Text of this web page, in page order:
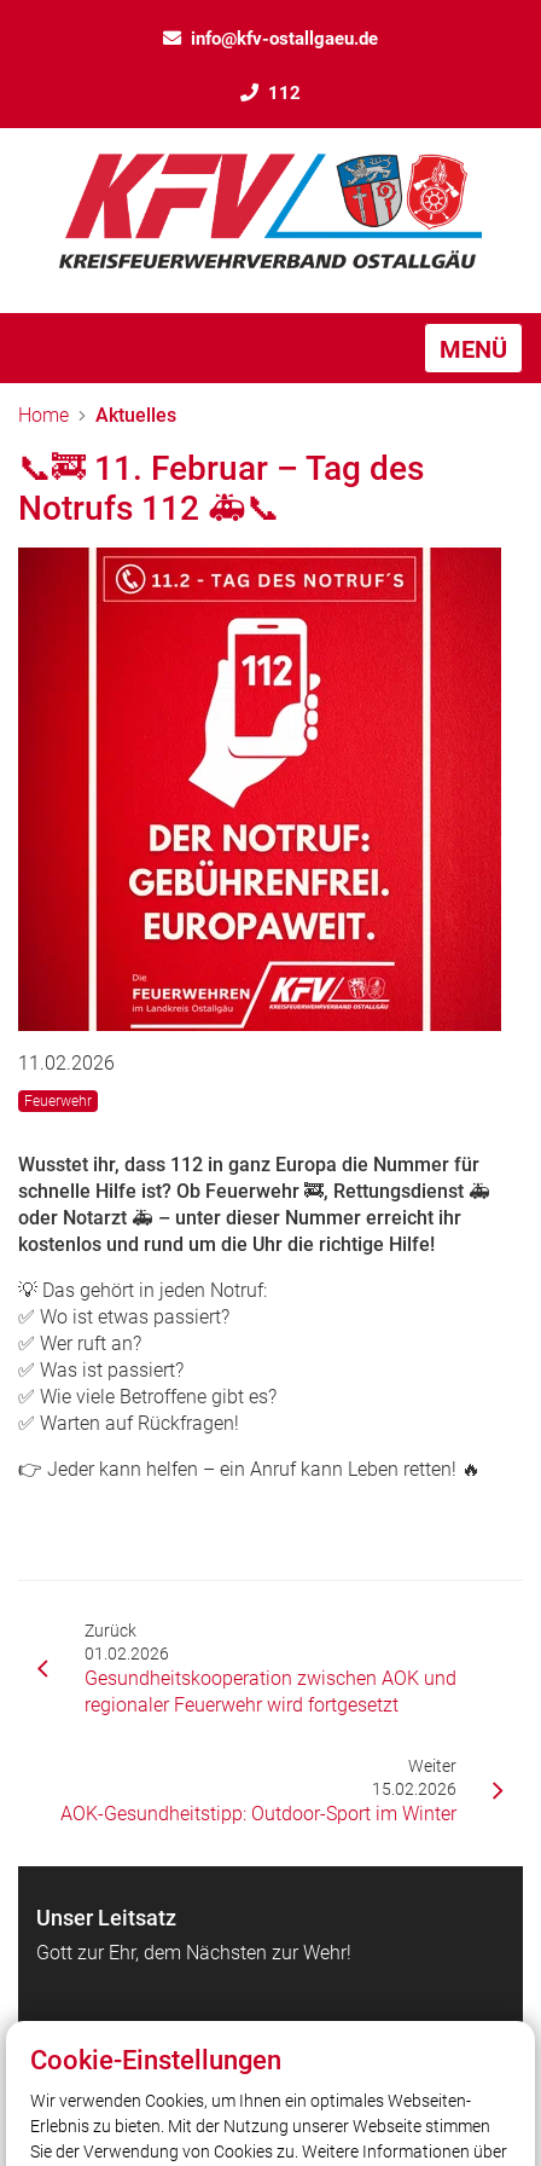
info@kfv-ostallgaeu.de
112
MENÜ
Home Aktuelles
📞🚒 11. Februar – Tag des
Notrufs 112 🚑📞
11.02.2026
Feuerwehr
Wusstet ihr, dass 112 in ganz Europa die Nummer für
schnelle Hilfe ist? Ob Feuerwehr 🚒, Rettungsdienst 🚑
oder Notarzt 🚑 – unter dieser Nummer erreicht ihr
kostenlos und rund um die Uhr die richtige Hilfe!
💡 Das gehört in jeden Notruf:
✅ Wo ist etwas passiert?
✅ Wer ruft an?
✅ Was ist passiert?
✅ Wie viele Betroffene gibt es?
✅ Warten auf Rückfragen!
👉 Jeder kann helfen – ein Anruf kann Leben retten! 🔥
Zurück
01.02.2026
Gesundheitskooperation zwischen AOK und
regionaler Feuerwehr wird fortgesetzt
Weiter
15.02.2026
AOK-Gesundheitstipp: Outdoor-Sport im Winter
Unser Leitsatz
Gott zur Ehr, dem Nächsten zur Wehr!
Netiquette
Termine
Aktuelles
Cookie-Einstellungen
Wir verwenden Cookies, um Ihnen ein optimales Webseiten-
Erlebnis zu bieten. Mit der Nutzung unserer Webseite stimmen
Sie der Verwendung von Cookies zu. Weitere Informationen über